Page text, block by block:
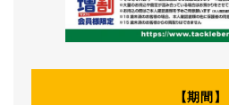
【期間】